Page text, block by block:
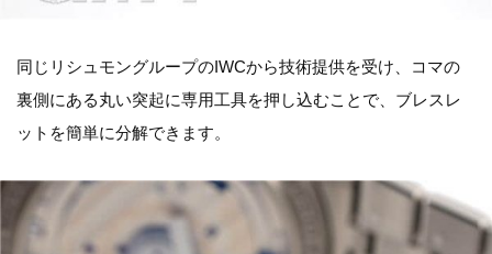
同じリシュモングループのIWCから技術提供を受け、コマの
裏側にある丸い突起に専用工具を押し込むことで、ブレスレ
ットを簡単に分解できます。